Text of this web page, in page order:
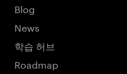
Blog
News
학습 허브
Roadmap